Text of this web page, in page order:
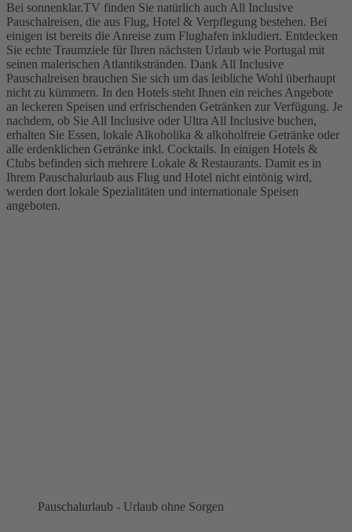
Bei sonnenklar.TV finden Sie natürlich auch All Inclusive
Pauschalreisen, die aus Flug, Hotel & Verpflegung bestehen. Bei
einigen ist bereits die Anreise zum Flughafen inkludiert. Entdecken
Sie echte Traumziele für Ihren nächsten Urlaub wie Portugal mit
seinen malerischen Atlantikstränden. Dank All Inclusive
Pauschalreisen brauchen Sie sich um das leibliche Wohl überhaupt
nicht zu kümmern. In den Hotels steht Ihnen ein reiches Angebote
an leckeren Speisen und erfrischenden Getränken zur Verfügung. Je
nachdem, ob Sie All Inclusive oder Ultra All Inclusive buchen,
erhalten Sie Essen, lokale Alkoholika & alkoholfreie Getränke oder
alle erdenklichen Getränke inkl. Cocktails. In einigen Hotels &
Clubs befinden sich mehrere Lokale & Restaurants. Damit es in
Ihrem Pauschalurlaub aus Flug und Hotel nicht eintönig wird,
werden dort lokale Spezialitäten und internationale Speisen
angeboten.
Pauschalurlaub - Urlaub ohne Sorgen